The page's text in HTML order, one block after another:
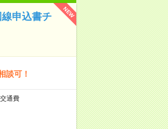
NEW
申込書チ
談可！
通費